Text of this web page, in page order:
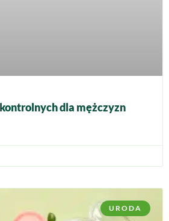
dla mężczyzn
URODA